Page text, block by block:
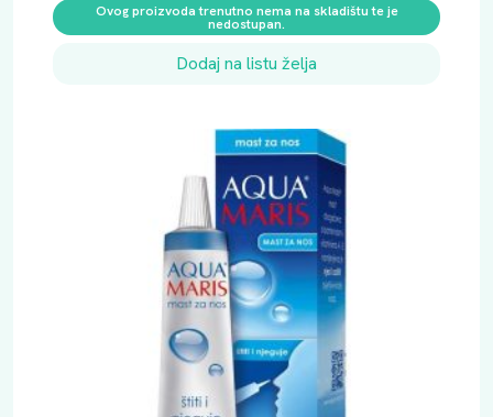
Ovog proizvoda trenutno nema na skladištu te je
nedostupan.
Dodaj na listu želja